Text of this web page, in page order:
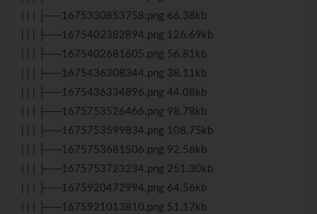
| | | ├──1675330853758.png 66.38kb
| | | ├──1675402382894.png 126.69kb
| | | ├──1675402681605.png 56.81kb
| | | ├──1675436308344.png 38.11kb
| | | ├──1675436334896.png 44.08kb
| | | ├──1675753526466.png 98.78kb
| | | ├──1675753599834.png 108.75kb
| | | ├──1675753681506.png 92.56kb
| | | ├──1675753723234.png 251.30kb
| | | ├──1675920472994.png 64.56kb
| | | ├──1675921013810.png 51.17kb